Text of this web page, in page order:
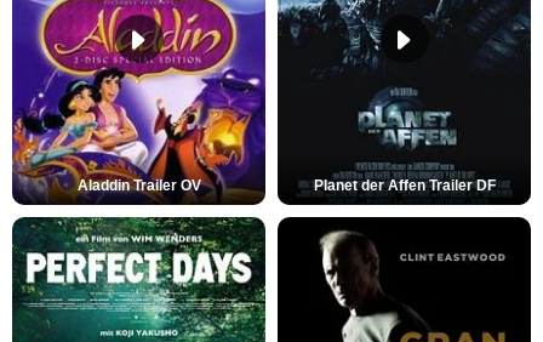
Aladdin Trailer OV Planet der Affen Trailer DF